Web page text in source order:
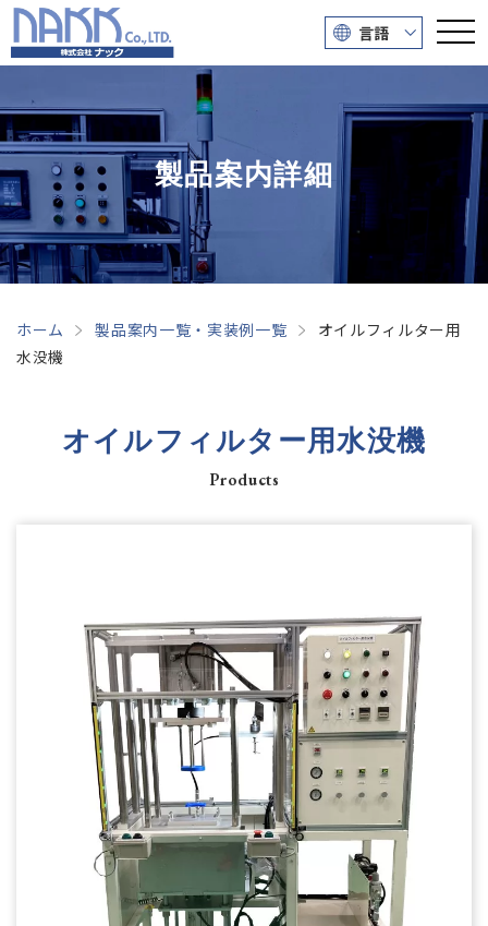
言語
製品案内詳細
ホーム 製品案内一覧・実装例一覧
オイルフィルター用
水没機
オイルフィルター用水没機
Products